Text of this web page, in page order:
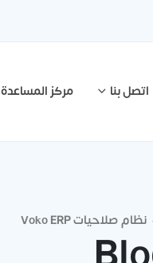
اتصل بنا مركز المساعدة
نظام صلاحيات Voko ERP